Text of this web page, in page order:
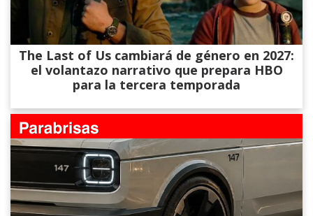
The Last of Us cambiará de género en 2027:
el volantazo narrativo que prepara HBO
para la tercera temporada